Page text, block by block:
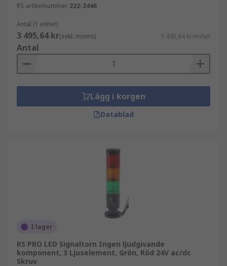
RS-artikelnummer 222-2446
Antal (1 enhet)
3 495,64 kr(exkl. moms) 3 495,64 kr/enhet
Antal
Lägg i korgen
Datablad
I lager
RS PRO LED Signaltorn Ingen ljudgivande
komponent, 3 Ljuselement, Grön, Röd 24V ac/dc
Skruv